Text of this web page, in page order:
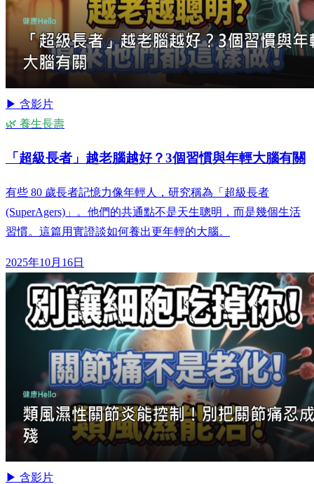
▶ 含影片
🌿 養生長壽
「超級長者」越老腦越好？3個習慣與年輕大腦有關
有些 80 歲長者記憶力像年輕人，研究稱為「超級長者
(SuperAgers)」。他們的共通點不是天生聰明，而是幾個生活
習慣。這篇用實證談如何養出更年輕的大腦。
2025年10月16日
▶ 含影片